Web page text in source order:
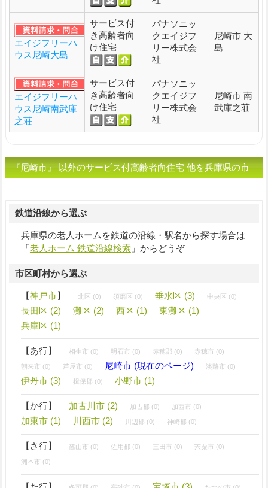
エイジフリーハ
ウス尼崎大島
サービス付
き高齢者向
け住宅
パナソニッ
クエイジフ
リー株式会
社
尼崎市 大
島
エイジフリーハ
ウス尼崎南武庫
之荘
サービス付
き高齢者向
け住宅
パナソニッ
クエイジフ
リー株式会
社
尼崎市 南
武庫之荘
『尼崎市』 以外のサービス付高齢者向住宅 他を兵庫県の市
鉄道沿線から選ぶ
兵庫県の老人ホームを鉄道の沿線・駅名から探す場合は
「老人ホーム 鉄道沿線検索」からどうぞ
市区町村から選ぶ
【神戸市】 北区 (0) 須磨区 (0) 垂水区 (3) 中央区 (0)
長田区 (2) 灘区 (2) 西区 (1)
東灘区 (1)
兵庫区 (1)
【あ行】 相生市 (0) 明石市 (0) 赤穂郡 (0) 赤穂市 (0)
朝来市 (0) 芦屋市 (0) 尼崎市 (現在のページ) 淡路市 (0)
伊丹市 (3) 揖保郡 (0) 小野市 (1)
【か行】 加古川市 (2) 加古郡 (0) 加西市 (0)
加東市 (1) 川西市 (2) 川辺郡 (0) 神崎郡 (0)
【さ行】 篠山市 (0) 佐用郡 (0) 三田市 (0) 宍粟市 (0)
洲本市 (0)